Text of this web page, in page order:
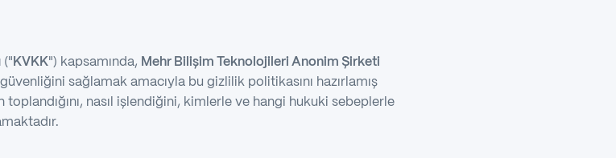
(" KVKK") kapsamında, Mehr Bilişim Teknolojileri Anonim Şirketi
sağlamak amacıyla bu gizlilik politikasını hazırlamış
nasıl işlendiğini, kimlerle ve hangi hukuki sebeplerle